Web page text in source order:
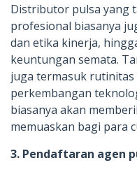
Distributor pulsa yang
profesional biasanya
dan etika kinerja,
keuntungan semata.
juga termasuk
perkembangan
biasanya akan
memuaskan bagi para
3. Pendaftaran agen